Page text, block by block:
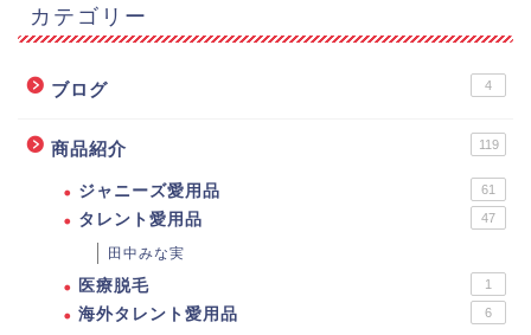
カテゴリー
ブログ 4
商品紹介 119
ジャニーズ愛用品 61
タレント愛用品 47
田中みな実
医療脱毛 1
海外タレント愛用品 6